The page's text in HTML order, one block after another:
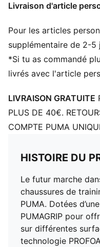
maximum de soutien et
Largeur taille normale
Tige en textile
Fermeture à lacets
Dénivelé talon-pointe :
Recommandé pour :
Détails brandés PUMA
Livraison d'article
Pour les articles
supplémentaire de 2-5
*Si tu as commandé
livrés avec l'article
LIVRAISON GRATUITE
PLUS DE 40€.
COMPTE PUMA
HISTOIRE DU
Le futur marche
chaussures de
PUMA. Dotées
PUMAGRIP pour
sur différentes
technologie